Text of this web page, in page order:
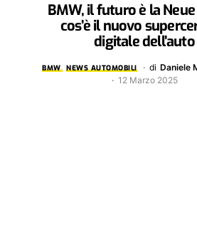
BMW, il futuro è la
cos’è il nuovo
digitale dell’auto
BMW NEWS AUTOMOBILI di Daniele
12 Marzo 2025